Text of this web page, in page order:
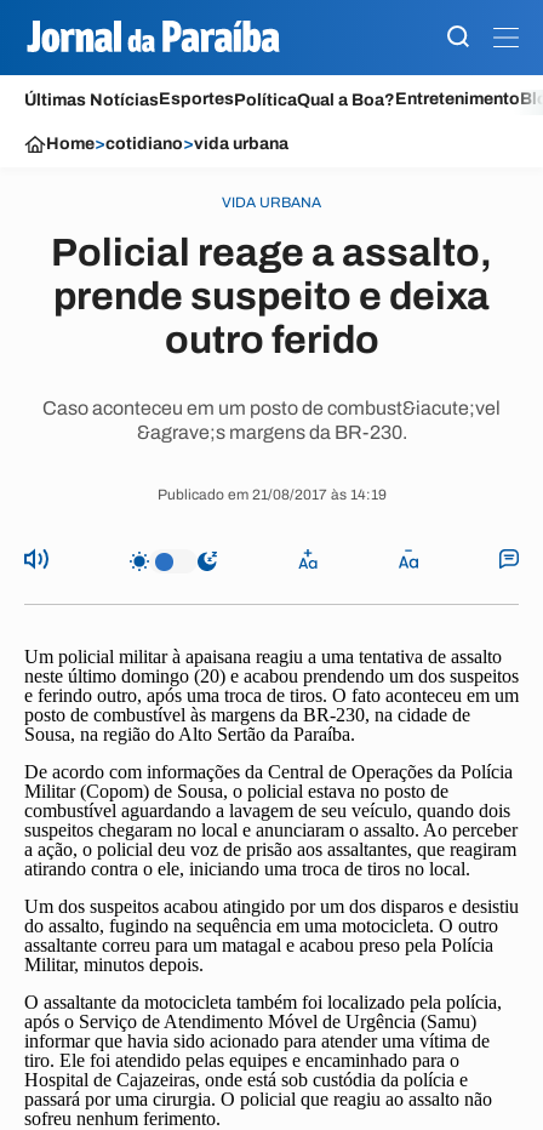
Últimas NotíciasEsportesPolíticaQual a Boa?Entretenimento
Home>cotidiano>vida urbana
VIDA URBANA
Policial reage a assalto,
prende suspeito e deixa
outro ferido
Caso aconteceu em um posto de combust&iacute;vel
&agrave;s margens da BR-230.
Publicado em 21/08/2017 às 14:19
Um policial militar à apaisana reagiu a uma tentativa de assalto
neste último domingo (20) e acabou prendendo um dos suspeitos
e ferindo outro, após uma troca de tiros. O fato aconteceu em um
posto de combustível às margens da BR-230, na cidade de
Sousa, na região do Alto Sertão da Paraíba.
De acordo com informações da Central de Operações da Polícia
Militar (Copom) de Sousa, o policial estava no posto de
combustível aguardando a lavagem de seu veículo, quando dois
suspeitos chegaram no local e anunciaram o assalto. Ao perceber
a ação, o policial deu voz de prisão aos assaltantes, que reagiram
atirando contra o ele, iniciando uma troca de tiros no local.
Um dos suspeitos acabou atingido por um dos disparos e desistiu
do assalto, fugindo na sequência em uma motocicleta. O outro
assaltante correu para um matagal e acabou preso pela Polícia
Militar, minutos depois.
O assaltante da motocicleta também foi localizado pela polícia,
após o Serviço de Atendimento Móvel de Urgência (Samu)
informar que havia sido acionado para atender uma vítima de
tiro. Ele foi atendido pelas equipes e encaminhado para o
Hospital de Cajazeiras, onde está sob custódia da polícia e
passará por uma cirurgia. O policial que reagiu ao assalto não
sofreu nenhum ferimento.